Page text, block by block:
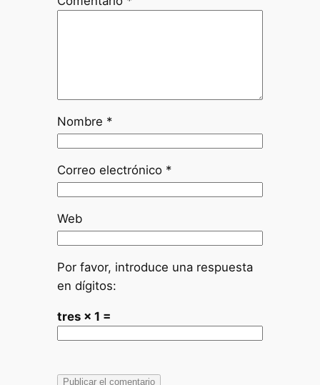
Nombre *
Correo electrónico *
Web
Por favor, introduce una respuesta
en dígitos:
tres × 1 =